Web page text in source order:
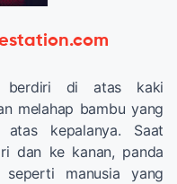
berdiri di atas kaki
melahap bambu yang
kepalanya. Saat
dan ke kanan, panda
seperti manusia yang